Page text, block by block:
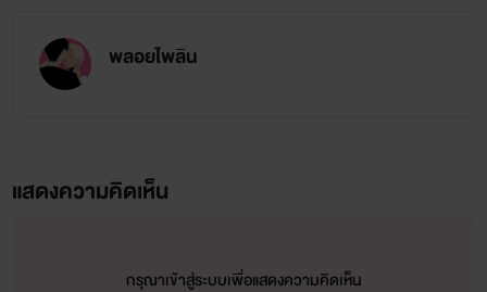
ผม..ไม่ไหว ฮาโตะคิดในใจ:โครตยั่วเลยร่างกายเรตะ เรตะ:รุ่นพี่ผม
ไม่ได้ชอบผ.ชนะ ฮาโตะ:ถอดกางเกง+เอาปากเรตะอมแกนกาย
เรตะ:รุ่นพี่บ้า!แฮ่ก แฮ่กแค่กๆ ฮาโตะ:จับแกนกายของเรตะรูดขึ้น
เลียหูผมผมรุ้สึกแปลกๆ ฮาโตะ:เลื่อนลงมาเลียคอ+จับแกนกายรูด
พลอยไพลิน
แสดงความคิดเห็น
กรุณาเข้าสู่ระบบเพื่อแสดงความคิดเห็น